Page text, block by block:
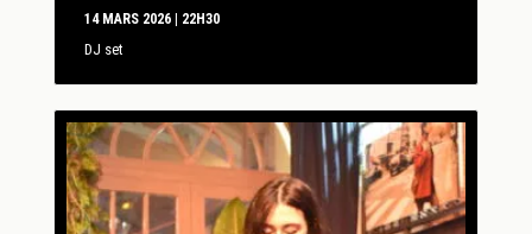
14 MARS 2026 | 22H30
DJ set